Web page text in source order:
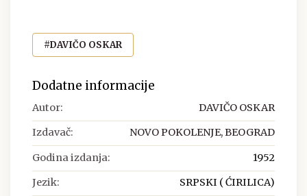
#DAVIČO OSKAR
Dodatne informacije
Autor: DAVIČO OSKAR
Izdavač: NOVO POKOLENJE, BEOGRAD
Godina izdanja: 1952
Jezik: SRPSKI ( ĆIRILICA)